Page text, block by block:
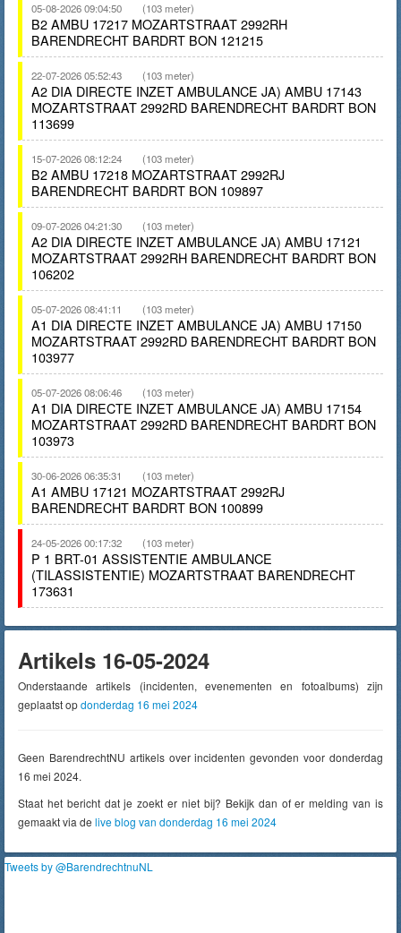
05-08-2026 09:04:50 (103 meter)
B2 AMBU 17217 MOZARTSTRAAT 2992RH
BARENDRECHT BARDRT BON 121215
22-07-2026 05:52:43 (103 meter)
A2 DIA DIRECTE INZET AMBULANCE JA) AMBU 17143
MOZARTSTRAAT 2992RD BARENDRECHT BARDRT BON
113699
15-07-2026 08:12:24 (103 meter)
B2 AMBU 17218 MOZARTSTRAAT 2992RJ
BARENDRECHT BARDRT BON 109897
09-07-2026 04:21:30 (103 meter)
A2 DIA DIRECTE INZET AMBULANCE JA) AMBU 17121
MOZARTSTRAAT 2992RH BARENDRECHT BARDRT BON
106202
05-07-2026 08:41:11 (103 meter)
A1 DIA DIRECTE INZET AMBULANCE JA) AMBU 17150
MOZARTSTRAAT 2992RD BARENDRECHT BARDRT BON
103977
05-07-2026 08:06:46 (103 meter)
A1 DIA DIRECTE INZET AMBULANCE JA) AMBU 17154
MOZARTSTRAAT 2992RD BARENDRECHT BARDRT BON
103973
30-06-2026 06:35:31 (103 meter)
A1 AMBU 17121 MOZARTSTRAAT 2992RJ
BARENDRECHT BARDRT BON 100899
24-05-2026 00:17:32 (103 meter)
P 1 BRT-01 ASSISTENTIE AMBULANCE
(TILASSISTENTIE) MOZARTSTRAAT BARENDRECHT
173631
Artikels 16-05-2024
Onderstaande artikels (incidenten, evenementen en fotoalbums) zijn
geplaatst opdonderdag 16 mei 2024
Geen BarendrechtNU artikels over incidenten gevonden voor donderdag
16 mei 2024.
Staat het bericht dat je zoekt er niet bij? Bekijk dan of er melding van is
gemaakt via de live blog van donderdag 16 mei 2024
Tweets by @BarendrechtnuNL